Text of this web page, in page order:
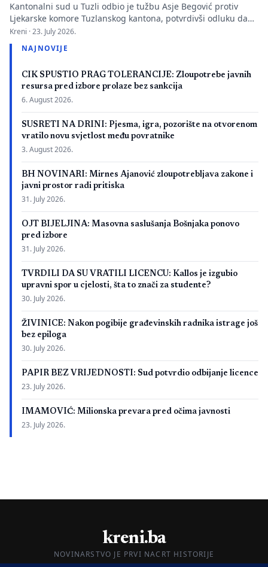
Kantonalni sud u Tuzli odbio je tužbu Asje Begović protiv
Ljekarske komore Tuzlanskog kantona, potvrdivši odluku da
joj se ne izda, odnosno ne obnovi licenca za samostalan rad
zbog neispunjavanja propisanih uslova. Presuda bi mogla
imati značaj i za druge postupke koje bivši studenti spornih
Hercegovini. […]
Kreni ·23. July 2026.
NAJNOVIJE
CIK SPUSTIO PRAG TOLERANCIJE: Zloupotrebe javnih
resursa pred izbore prolaze bez sankcija
6. August 2026.
SUSRETI NA DRINI: Pjesma, igra, pozorište na otvorenom
vratilo novu svjetlost među povratnike
3. August 2026.
BH NOVINARI: Mirnes Ajanović zloupotrebljava zakone i
javni prostor radi pritiska
31. July 2026.
OJT BIJELJINA: Masovna saslušanja Bošnjaka ponovo
pred izbore
31. July 2026.
TVRDILI DA SU VRATILI LICENCU: Kallos je izgubio
upravni spor u cjelosti, šta to znači za studente?
30. July 2026.
ŽIVINICE: Nakon pogibije građevinskih radnika istrage još
bez epiloga
30. July 2026.
PAPIR BEZ VRIJEDNOSTI: Sud potvrdio odbijanje licence
23. July 2026.
IMAMOVIĆ: Milionska prevara pred očima javnosti
23. July 2026.
kreni.ba
NOVINARSTVO JE PRVI NACRT HISTORIJE